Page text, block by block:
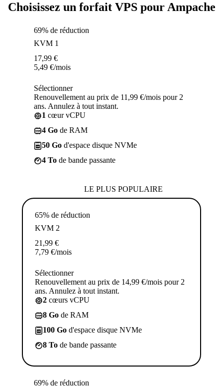
Choisissez un forfait VPS pour Ampache
69% de réduction
KVM 1
17,99 €
5,49 €/mois
Sélectionner
Renouvellement au prix de 11,99 €/mois pour 2
ans. Annulez à tout instant.
1 cœur vCPU
4 Go de RAM
50 Go d'espace disque NVMe
4 To de bande passante
LE PLUS POPULAIRE
65% de réduction
KVM 2
21,99 €
7,79 €/mois
Sélectionner
Renouvellement au prix de 14,99 €/mois pour 2
ans. Annulez à tout instant.
2 cœurs vCPU
8 Go de RAM
100 Go d'espace disque NVMe
8 To de bande passante
69% de réduction